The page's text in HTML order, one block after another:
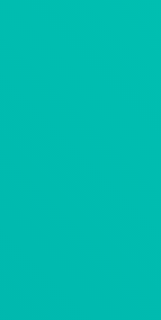
kereskedelmi
MODELL ALAPÚ TERVEZÉS
A Creo 8 új és
forrásként
ellenőrzés és az
8 egyszerűsíti a